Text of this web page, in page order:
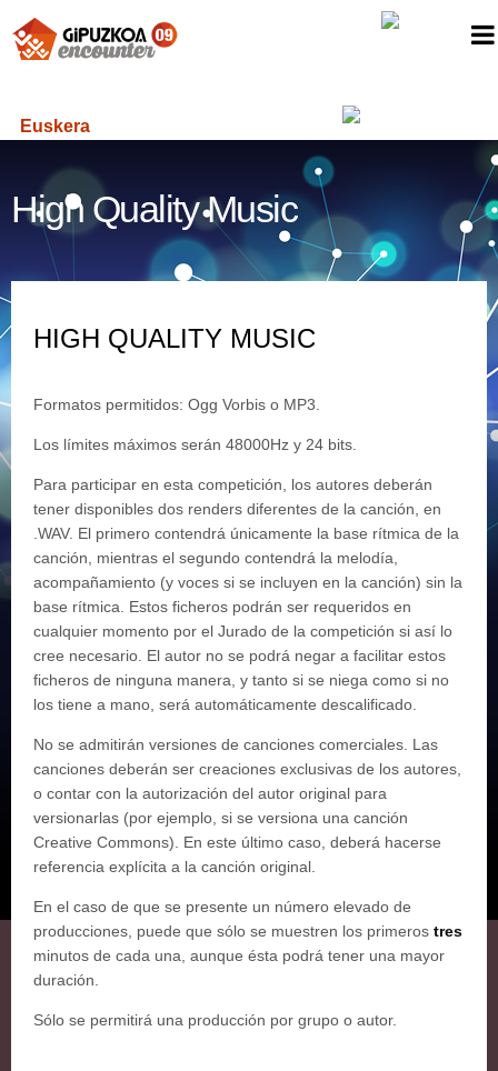
Euskera
High Quality Music
HIGH QUALITY MUSIC
Formatos permitidos: Ogg Vorbis o MP3.
Los límites máximos serán 48000Hz y 24 bits.
Para participar en esta competición, los autores deberán
tener disponibles dos renders diferentes de la canción, en
.WAV. El primero contendrá únicamente la base rítmica de la
canción, mientras el segundo contendrá la melodía,
acompañamiento (y voces si se incluyen en la canción) sin la
base rítmica. Estos ficheros podrán ser requeridos en
cualquier momento por el Jurado de la competición si así lo
cree necesario. El autor no se podrá negar a facilitar estos
ficheros de ninguna manera, y tanto si se niega como si no
los tiene a mano, será automáticamente descalificado.
No se admitirán versiones de canciones comerciales. Las
canciones deberán ser creaciones exclusivas de los autores,
o contar con la autorización del autor original para
versionarlas (por ejemplo, si se versiona una canción
Creative Commons). En este último caso, deberá hacerse
referencia explícita a la canción original.
En el caso de que se presente un número elevado de
producciones, puede que sólo se muestren los primeros tres
minutos de cada una, aunque ésta podrá tener una mayor
duración.
Sólo se permitirá una producción por grupo o autor.